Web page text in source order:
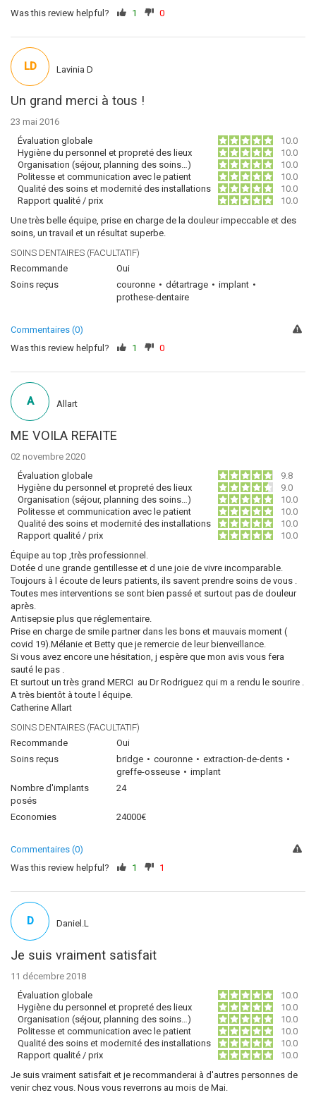
Was this review helpful?
1 0
Un grand merci à tous !
23 mai 2016
Évaluation globale
10.0
Hygiène du personnel et propreté des lieux
10.0
Organisation (séjour, planning des soins…)
10.0
Politesse et communication avec le patient
10.0
Qualité des soins et modernité des installations
10.0
Rapport qualité / prix
10.0
Une très belle équipe, prise en charge de la douleur impeccable et des
soins, un travail et un résultat superbe.
SOINS DENTAIRES (FACULTATIF)
Recommande
Oui
Soins reçus
couronne détartrage
implant
prothese-dentaire
LD Lavinia D
Commentaires (0)
Was this review helpful?
1 0
ME VOILA REFAITE
02 novembre 2020
Évaluation globale
9.8
Hygiène du personnel et propreté des lieux
9.0
Organisation (séjour, planning des soins…)
10.0
Politesse et communication avec le patient
10.0
Qualité des soins et modernité des installations
10.0
Rapport qualité / prix
10.0
Équipe au top ,très professionnel.
Dotée d une grande gentillesse et d une joie de vivre incomparable.
Toujours à l écoute de leurs patients, ils savent prendre soins de vous .
Toutes mes interventions se sont bien passé et surtout pas de douleur
après.
Antisepsie plus que réglementaire.
Prise en charge de smile partner dans les bons et mauvais moment (
covid 19).Mélanie et Betty que je remercie de leur bienveillance.
Si vous avez encore une hésitation, j espère que mon avis vous fera
sauté le pas .
Et surtout un très grand MERCI au Dr Rodriguez qui m a rendu le sourire .
A très bientôt à toute l équipe.
Catherine Allart
SOINS DENTAIRES (FACULTATIF)
Recommande
Oui
Soins reçus
bridge couronne
extraction-de-dents
greffe-osseuse
implant
Nombre d'implants
posés
24
Economies 24000€
A Allart
Commentaires (0)
Was this review helpful?
1 1
Je suis vraiment satisfait
11 décembre 2018
Évaluation globale
10.0
Hygiène du personnel et propreté des lieux
10.0
Organisation (séjour, planning des soins…)
10.0
Politesse et communication avec le patient
10.0
Qualité des soins et modernité des installations
10.0
Rapport qualité / prix
10.0
Je suis vraiment satisfait et je recommanderai à d'autres personnes de
venir chez vous. Nous vous reverrons au mois de Mai.
D Daniel.L